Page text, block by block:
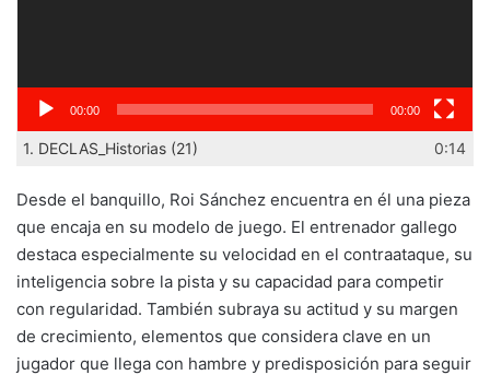
00:00 00:00
1. DECLAS_Historias (21) 0:14
Desde el banquillo, Roi Sánchez encuentra en él una pieza
que encaja en su modelo de juego. El entrenador gallego
destaca especialmente su velocidad en el contraataque, su
inteligencia sobre la pista y su capacidad para competir
con regularidad. También subraya su actitud y su margen
de crecimiento, elementos que considera clave en un
jugador que llega con hambre y predisposición para seguir